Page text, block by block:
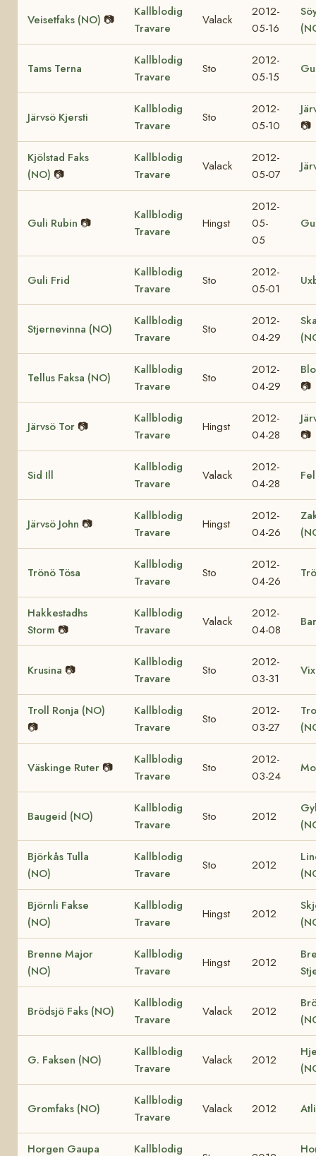
Veisetfaks (NO) 📷
Kallblodig
Travare
Valack
2012-
05-16
Tams Terna
Kallblodig
Travare
Sto
2012-
05-15
Järvsö Kjersti
Kallblodig
Travare
Sto
2012-
05-10
📷
Kjölstad Faks
(NO) 📷
Kallblodig
Travare
Valack
2012-
05-07
Guli Rubin 📷
Kallblodig
Travare
Hingst
2012-
05-
05
Guli Frid
Kallblodig
Travare
Sto
2012-
05-01
Stjernevinna (NO)
Kallblodig
Travare
Sto
2012-
04-29
Tellus Faksa (NO)
Kallblodig
Travare
Sto
2012-
04-29
📷
Järvsö Tor 📷
Kallblodig
Travare
Hingst
2012-
04-28
📷
Sid Ill
Kallblodig
Travare
Valack
2012-
04-28
Järvsö John 📷
Kallblodig
Travare
Hingst
2012-
04-26
Trönö Tösa
Kallblodig
Travare
Sto
2012-
04-26
Hakkestadhs
Storm 📷
Kallblodig
Travare
Valack
2012-
04-08
Krusina 📷
Kallblodig
Travare
Sto
2012-
03-31
Troll Ronja (NO)
📷
Kallblodig
Travare
Sto
2012-
03-27
Väskinge Ruter 📷
Kallblodig
Travare
Sto
2012-
03-24
Baugeid (NO)
Kallblodig
Travare
Sto 2012
Björkås Tulla
(NO)
Kallblodig
Travare
Sto 2012
Björnli Fakse
(NO)
Kallblodig
Travare
Hingst 2012
Brenne Major
(NO)
Kallblodig
Travare
Hingst 2012
Brödsjö Faks (NO)
Kallblodig
Travare
Valack 2012
G. Faksen (NO)
Kallblodig
Travare
Valack 2012
Gromfaks (NO)
Kallblodig
Travare
Valack 2012
Horgen Gaupa Kallblodig